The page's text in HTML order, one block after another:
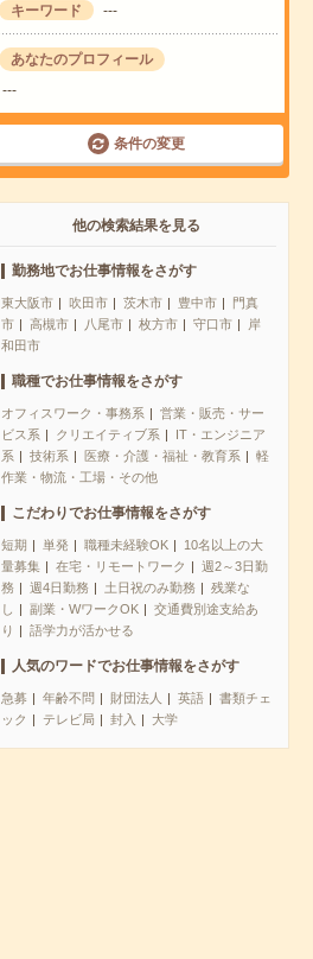
キーワード ---
あなたのプロフィール
---
条件の変更
他の検索結果を見る
勤務地でお仕事情報をさがす
東大阪市 吹田市 茨木市 豊中市
門真
市
高槻市 八尾市 枚方市 守口市
岸
和田市
職種でお仕事情報をさがす
オフィスワーク・事務系
営業・販売・サー
ビス系
クリエイティブ系
IT・エンジニア
系
技術系 医療・介護・福祉・教育系
軽
作業・物流・工場・その他
こだわりでお仕事情報をさがす
短期 単発 職種未経験OK
10名以上の大
量募集
在宅・リモートワーク
週2～3日勤
務
週4日勤務 土日祝のみ勤務
残業な
し
副業・WワークOK
交通費別途支給あ
り
語学力が活かせる
人気のワードでお仕事情報をさがす
急募 年齢不問 財団法人 英語
書類チェ
ック
テレビ局 封入 大学